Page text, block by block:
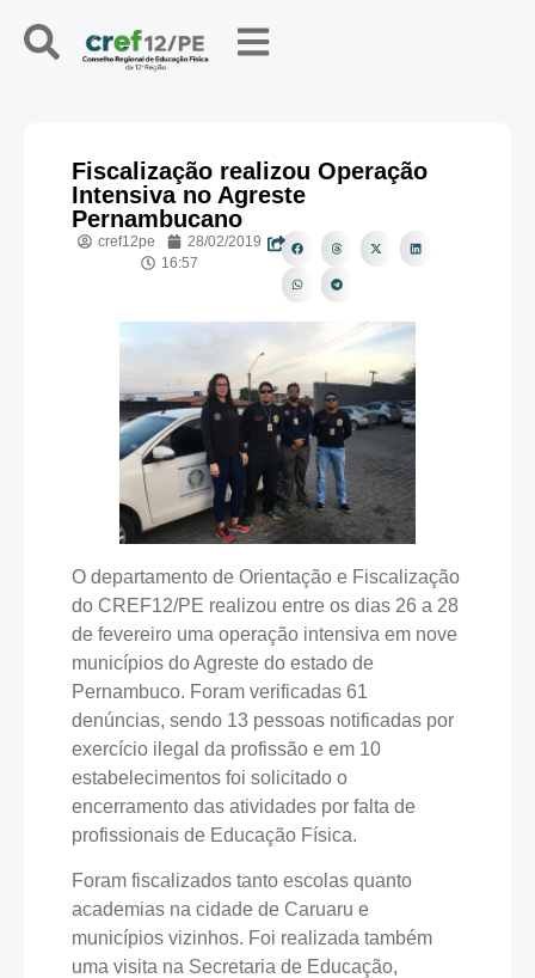
Fiscalização realizou Operação
Intensiva no Agreste
Pernambucano
cref12pe
28/02/2019
16:57
O departamento de Orientação e Fiscalização
do CREF12/PE realizou entre os dias 26 a 28
de fevereiro uma operação intensiva em nove
municípios do Agreste do estado de
Pernambuco. Foram verificadas 61
denúncias, sendo 13 pessoas notificadas por
exercício ilegal da profissão e em 10
estabelecimentos foi solicitado o
encerramento das atividades por falta de
profissionais de Educação Física.
Foram fiscalizados tanto escolas quanto
academias na cidade de Caruaru e
municípios vizinhos. Foi realizada também
uma visita na Secretaria de Educação,